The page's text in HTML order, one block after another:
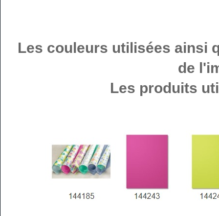
Les couleurs utilisées ainsi
de
Les produits